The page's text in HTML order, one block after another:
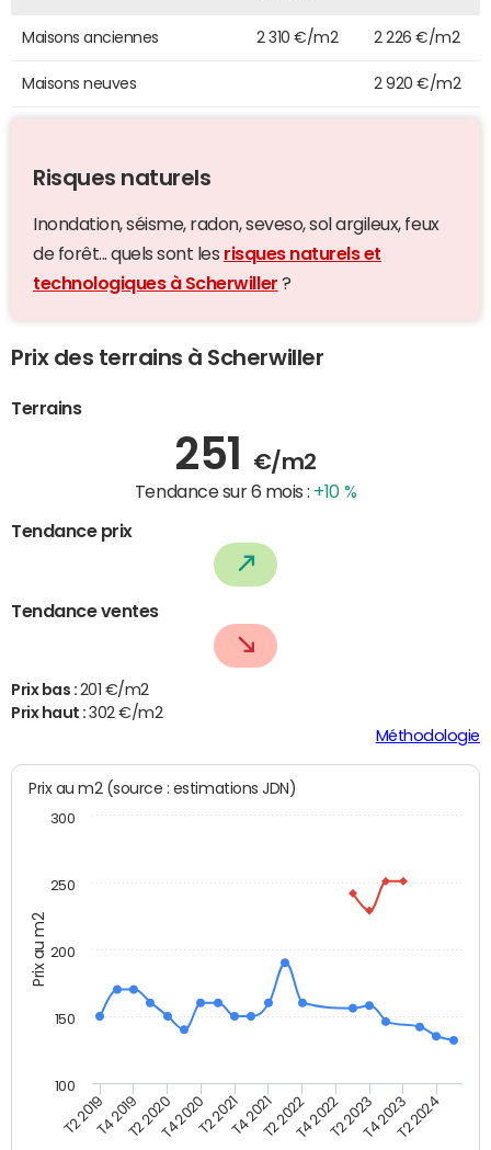
Maisons anciennes 2 310 €/m2 2 226 €/m2
Maisons neuves 2 920 €/m2
Risques naturels
Inondation, séisme, radon, seveso, sol argileux, feux
de forêt... quels sont les risques naturels et
technologiques à Scherwiller ?
Prix des terrains à Scherwiller
Terrains
251 €/m2
Tendance sur 6 mois : +10 %
Tendance prix
Tendance ventes
Prix bas : 201 €/m2
Prix haut :302 €/m2
Méthodologie
Prix au m2
Prix au m2 (source : estimations JDN)
T2 2019T4 2019T2 2020T4 2020T2 2021T4 2021T2 2022T4 2022T2 2023T4 2023T2 2024
150
200
250
100
300